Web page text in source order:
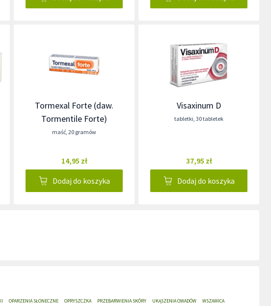
Tormexal Forte (daw.
Tormentile Forte)
maść, 20 gramów
14,95 zł
Dodaj do koszyka
Visaxinum D
tabletki, 30 tabletek
37,95 zł
Dodaj do koszyka
OPARZENIA SŁONECZNE OPRYSZCZKA PRZEBARWIENIA SKÓRY UKĄSZENIA OWADÓW WSZAWICA